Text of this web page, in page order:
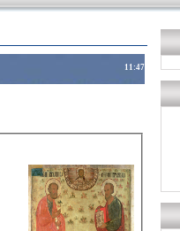
11:47